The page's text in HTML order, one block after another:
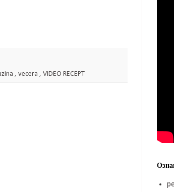
, vecera , VIDEO RECEPT